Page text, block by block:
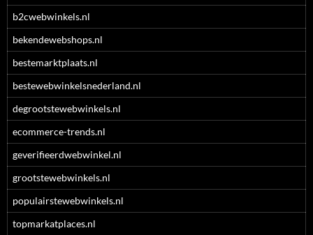
b2cwebwinkels.nl
bekendewebshops.nl
bestemarktplaats.nl
bestewebwinkelsnederland.nl
degrootstewebwinkels.nl
ecommerce-trends.nl
geverifieerdwebwinkel.nl
grootstewebwinkels.nl
populairstewebwinkels.nl
topmarkatplaces.nl